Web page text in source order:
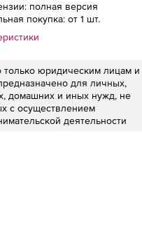
полная версия
покупка: от 1 шт.
только юридическим лицам и
для личных,
домашних и иных нужд, не
с осуществлением
деятельности